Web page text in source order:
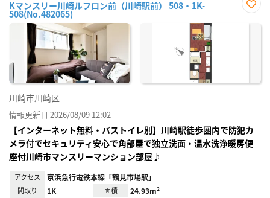
Kマンスリー川崎ルフロン前（川崎駅前） 508・1K-
508(No.482065)
に入
川崎市川崎区
情報更新日 2026/08/09 12:02
【インターネット無料・バストイレ別】川崎駅徒歩圏内で防犯カ
メラ付でセキュリティ安心で角部屋で独立洗面・温水洗浄暖房便
座付川崎市マンスリーマンション部屋♪
アクセス 京浜急行電鉄本線「鶴見市場駅」
間取り 1K 面積 24.93m²